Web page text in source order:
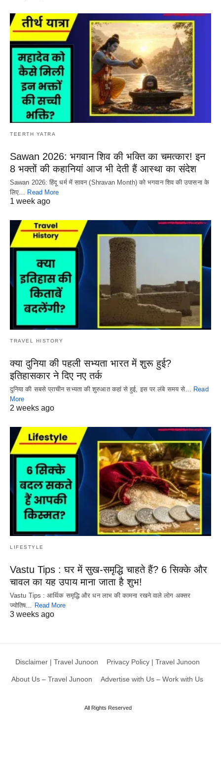
TEERTH YATRA
Sawan 2026: भगवान शिव की भक्ति का चमत्कार! इन
8 भक्तों की कहानियां आज भी देती हैं आस्था का संदेश
Sawan 2026: हिंदू धर्म में सावन (Shravan Month) को भगवान शिव की उपासना के
लिए…
Read More
1 week ago
TRAVEL HISTORY
क्या दुनिया की पहली सभ्यता भारत में शुरू हुई?
इतिहासकार ने दिए नए तर्क
दुनिया की सबसे प्राचीन सभ्यता की शुरुआत कहां से हुई, इस पर लंबे समय से… Read
More
2 weeks ago
LIFESTYLE
Vastu Tips : घर में सुख-समृद्धि चाहते हैं? 6 सिक्के और
चावल का यह उपाय माना जाता है शुभ!
Vastu Tips : आर्थिक समृद्धि और धन लाभ की कामना रखने वाले लोग अक्सर
ज्योतिष… Read More
3 weeks ago
Disclaimer | Travel Junoon Privacy Policy | Travel Junoon
About Us – Travel Junoon Advertise with Us – Work with Us
All Rights Reserved